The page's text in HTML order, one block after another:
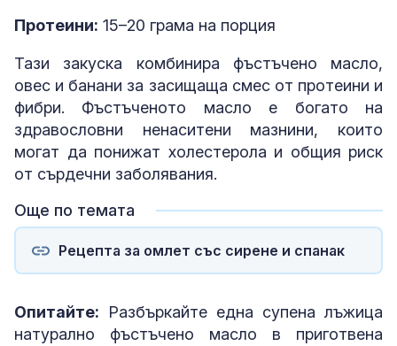
Протеини: 15–20 грама на порция
Тази закуска комбинира фъстъчено масло,
овес и банани за засищаща смес от протеини и
фибри. Фъстъченото масло е богато на
здравословни ненаситени мазнини, които
могат да понижат холестерола и общия риск
от сърдечни заболявания.
Още по темата
Рецепта за омлет със сирене и спанак
Опитайте: Разбъркайте една супена лъжица
натурално фъстъчено масло в приготвена